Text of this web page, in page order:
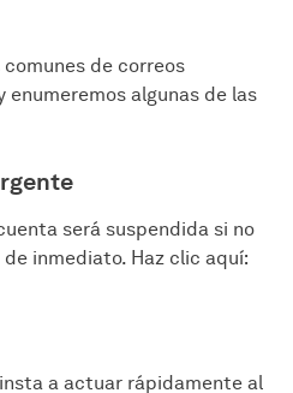
comunes de correos
algunas de las
será suspendida si no
inmediato. Haz clic aquí:
a actuar rápidamente al